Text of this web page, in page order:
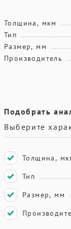
Толщина, мкм
Тип
Размер, мм
Производитель
Подобрать
Выберите
Толщина,
Тип
Размер, мм